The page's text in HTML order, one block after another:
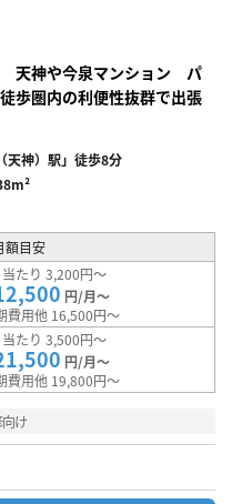
天神や今泉マンション パ
歩圏内の利便性抜群で出張
天神）駅」徒歩8分
額目安
たり 3,200円～
円/月～
費用他 16,500円～
たり 3,500円～
円/月～
費用他 19,800円～
け